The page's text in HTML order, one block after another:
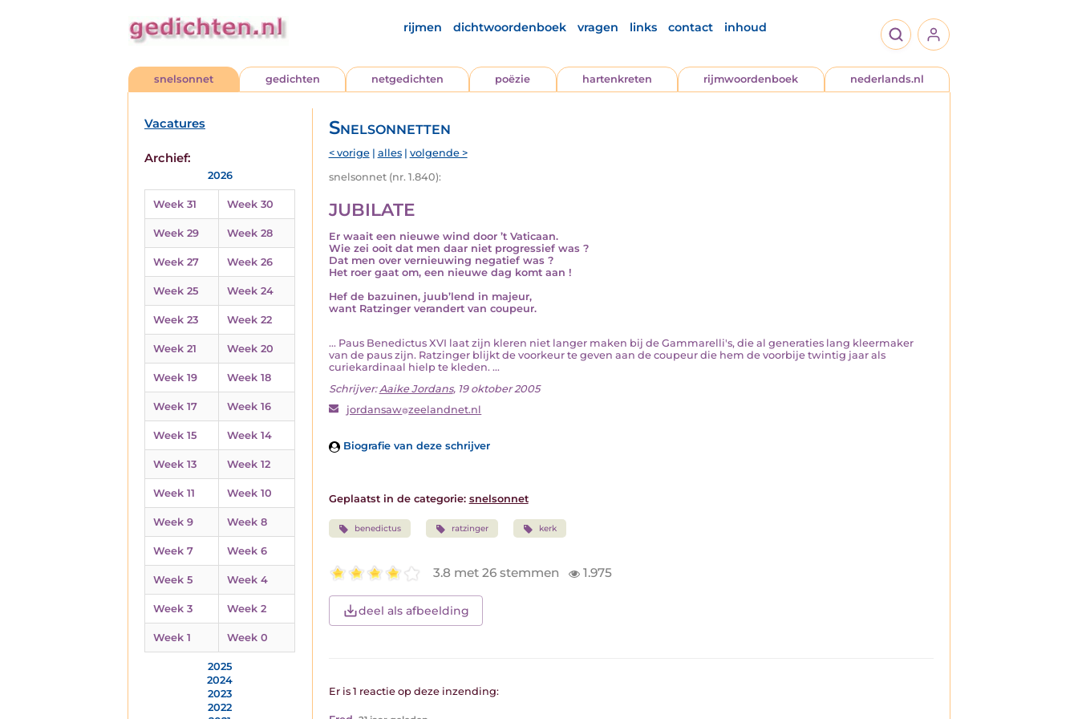
rijmen dichtwoordenboek vragen links contact inhoud
snelsonnet gedichten netgedichten poëzie hartenkreten rijmwoordenboek nederlands.nl
Vacatures
Archief:
2026
Week 31 Week 30
Week 29 Week 28
Week 27 Week 26
Week 25 Week 24
Week 23 Week 22
Week 21 Week 20
Week 19 Week 18
Week 17 Week 16
Week 15 Week 14
Week 13 Week 12
Week 11 Week 10
Week 9 Week 8
Week 7 Week 6
Week 5 Week 4
Week 3 Week 2
Week 1 Week 0
2025
2024
2023
2022
Snelsonnetten
< vorige| alles| volgende >
snelsonnet (nr. 1.840):
JUBILATE
Er waait een nieuwe wind door ’t Vaticaan.
Wie zei ooit dat men daar niet progressief was ?
Dat men over vernieuwing negatief was ?
Het roer gaat om, een nieuwe dag komt aan !
Hef de bazuinen, juub’lend in majeur,
want Ratzinger verandert van coupeur.
... Paus Benedictus XVI laat zijn kleren niet langer maken bij de Gammarelli's, die al generaties lang kleermaker
van de paus zijn. Ratzinger blijkt de voorkeur te geven aan de coupeur die hem de voorbije twintig jaar als
curiekardinaal hielp te kleden. ...
Schrijver:Aaike Jordans, 19 oktober 2005
jordansaw zeelandnet.nl
Biografie van deze schrijver
Geplaatst in de categorie: snelsonnet
benedictus ratzinger kerk
3.8 met 26 stemmen 1.975
deel als afbeelding
Er is 1 reactie op deze inzending: